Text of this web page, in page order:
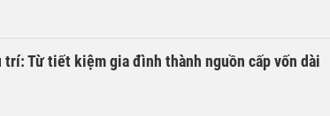
Từ tiết kiệm gia đình thành nguồn cấp vốn dài